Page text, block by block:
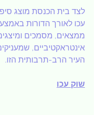
לצד בית הכנסת מוצג
עכו לאורך הדורות
ממצאים, מסמכים
אינטראקטיביים,
העיר הרב-תרבותית הזו.
שוק עכו